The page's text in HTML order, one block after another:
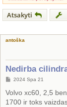
Atsakyti
antoška
Nedirba
S
a
n
d
2024 Spa 21
Volvo xc60, 2,5
1700 ir toks